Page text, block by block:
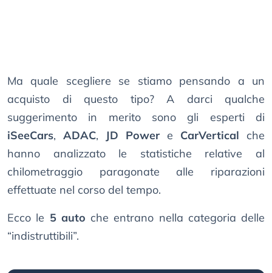
Ma quale scegliere se stiamo pensando a un
acquisto di questo tipo? A darci qualche
suggerimento in merito sono gli esperti di
iSeeCars, ADAC, JD Power e CarVertical che
hanno analizzato le statistiche relative al
chilometraggio paragonate alle riparazioni
effettuate nel corso del tempo.
Ecco le 5 auto che entrano nella categoria delle
“indistruttibili”.